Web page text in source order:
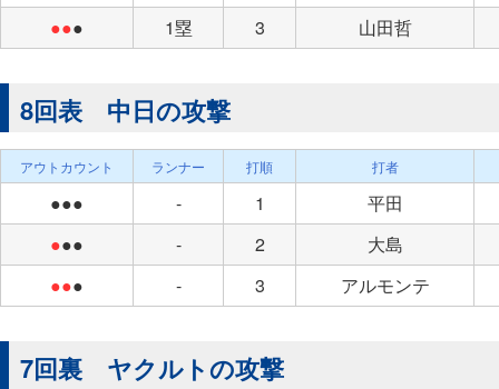
●●● 1塁 3 山田哲
8回表 中日の攻撃
アウトカウント ランナー 打順 打者
●●● - 1
平田
●●● - 2
大島
●●● - 3 アルモンテ
7回裏 ヤクルトの攻撃